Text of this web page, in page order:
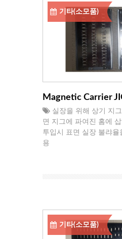
기타(소모품)
Magnetic Carrier
실장을 위해 상기 지
면 지그에 파여진 홈에
투입시 표면 실장 불랴
용
기타(소모품)